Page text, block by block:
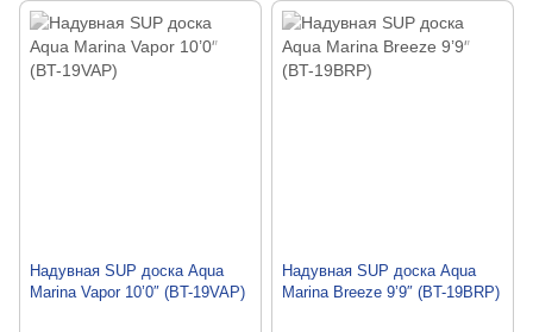
Надувная SUP доска Aqua
Marina Vapor 10’0″ (BT-19VAP)
Надувная SUP доска Aqua
Marina Breeze 9’9″ (BT-19BRP)